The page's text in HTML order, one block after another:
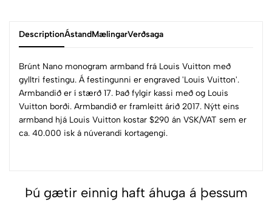
DescriptionÁstandMælingarVerðsaga
Brúnt Nano monogram armband frá Louis Vuitton með
gylltri festingu. Á festingunni er engraved 'Louis Vuitton'.
Armbandið er í stærð 17. Það fylgir kassi með og Louis
Vuitton borði. Armbandið er framleitt árið 2017. Nýtt eins
armband hjá Louis Vuitton kostar $290 án VSK/VAT sem er
ca. 40.000 isk á núverandi kortagengi.
Þú gætir einnig haft áhuga á þessum